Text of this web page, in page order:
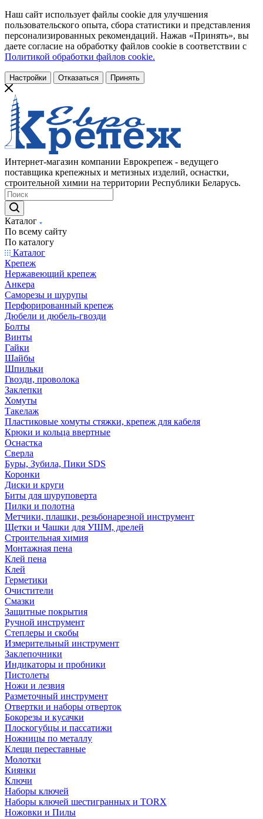
Наш сайт использует файлы cookie для улучшения
пользовательского опыта, сбора статистики и представления
персонализированных рекомендаций. Нажав «Принять», вы
даете согласие на обработку файлов cookie в соответствии с
Политикой обработки файлов cookie.
Настройки Отказаться Принять
Интернет-магазин компании Еврокрепеж - ведущего
поставщика крепежных и метизных изделий, оснастки,
строительной химии на территории Республики Беларусь.
Каталог
По всему сайту
По каталогу
Каталог
Крепеж
Нержавеющий крепеж
Анкера
Саморезы и шурупы
Перфорированный крепеж
Дюбели и дюбель-гвозди
Болты
Винты
Гайки
Шайбы
Шпильки
Гвозди, проволока
Заклепки
Хомуты
Такелаж
Пластиковые хомуты стяжки, крепеж для кабеля
Крюки и кольца ввертные
Оснастка
Сверла
Буры, Зубила, Пики SDS
Коронки
Диски и круги
Биты для шуруповерта
Пилки и полотна
Метчики, плашки, резьбонарезной инструмент
Щетки и Чашки для УШМ, дрелей
Строительная химия
Монтажная пена
Клей пена
Клей
Герметики
Очистители
Смазки
Защитные покрытия
Ручной инструмент
Степлеры и скобы
Измерительный инструмент
Заклепочники
Индикаторы и пробники
Пистолеты
Ножи и лезвия
Разметочный инструмент
Отвертки и наборы отверток
Бокорезы и кусачки
Плоскогубцы и пассатижи
Ножницы по металлу
Клещи переставные
Молотки
Киянки
Ключи
Наборы ключей
Наборы ключей шестигранных и TORX
Ножовки и Пилы